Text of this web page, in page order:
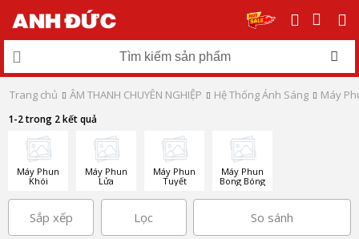
Trang chủ ÂM THANH CHUYÊN NGHIỆP Hệ Thống Ánh Sáng Máy
1-2 trong 2 kết quả
Máy Phun
Khói
Máy Phun
Lửa
Máy Phun
Tuyết
Máy Phun
Bong Bóng
Sắp xếp Lọc So sánh